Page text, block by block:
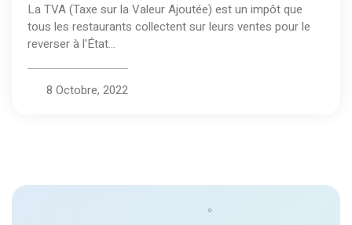
La TVA (Taxe sur la Valeur Ajoutée) est un impôt que
tous les restaurants collectent sur leurs ventes pour le
reverser à l'État...
8 Octobre, 2022